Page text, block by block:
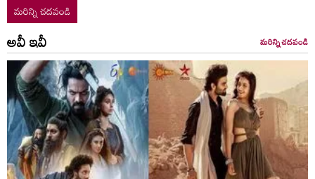
మరిన్ని చదవండి
అవీ ఇవీ మరిన్ని చదవండి